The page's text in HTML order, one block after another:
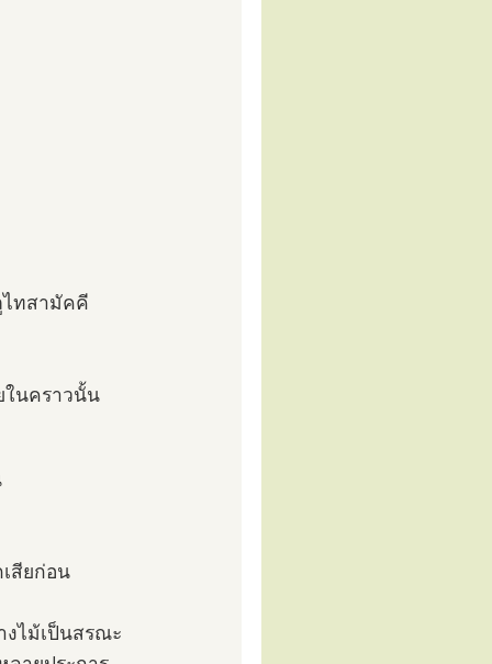
ไทสามัคคี
ในคราวนั้น
สียก่อน
ไม้เป็นสรณะ